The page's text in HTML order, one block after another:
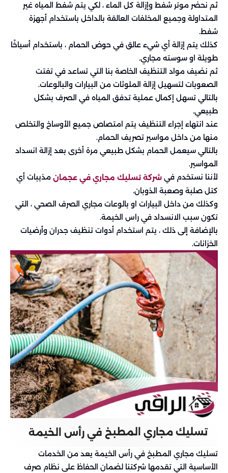
ثم نحضر موتر شفط وإزالة كل الماء ، لكي يتم شفط المياه غير
المتداولة وجميع المخلفات العالقة بالداخل باستخدام أجهزة
شفط.
كذلك يتم إزالة أي شيء عالق في حوض الحمام ، باستخدام أسياخًا
طويلة او سوسته مجاري.
ثم نضيف مواد التنظيف الخاصة بنا التي تساعد في تفتت
الصعوبات لتسهيل إزالة الملوثات من البيارات والبالوعات.
بالتالي تسهل إكمال عملية تدفق المياه في الصرف بشكل
طبيعي.
عند انتهاء إجراء التنظيف يتم امتصاص جميع الأوساخ والتخلص
منها من داخل مواسير تصريف الحمام.
بالتالي سيعمل الحمام بشكل طبيعي مرة أخرى بعد إزالة انسداد
المواسير.
لأننا نستخدم في شركة تسليك مجاري في عجمان مذيبات أي
كتل صلبة وصعبة الذوبان.
وكذلك من داخل البيارات او بالوعات مجاري الصرف الصحي ، التي
تكون سبب الانسداد في راس الخيمة.
بالإضافة إلى ذلك ، يتم استخدام أدوات تنظيف جدران وأرضيات
الخزانات.
تسليك مجاري المطبخ في رأس الخيمة
تسليك مجاري المطبخ في رأس الخيمة يعد من الخدمات
الأساسية التي تقدمها شركتنا لضمان الحفاظ على نظام صرف